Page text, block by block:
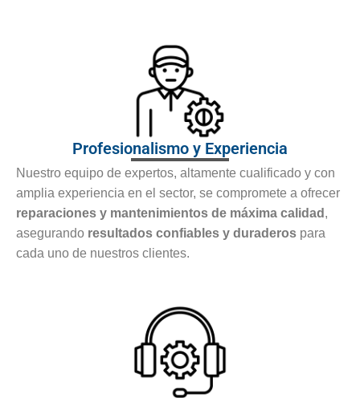
Profesionalismo y Experiencia
Nuestro equipo de expertos, altamente cualificado y con
amplia experiencia en el sector, se compromete a ofrecer
reparaciones y mantenimientos de máxima calidad ,
asegurando resultados confiables y duraderos para
cada uno de nuestros clientes.